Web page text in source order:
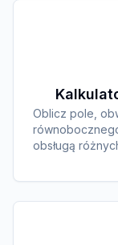
Oblicz pole,
obsługą